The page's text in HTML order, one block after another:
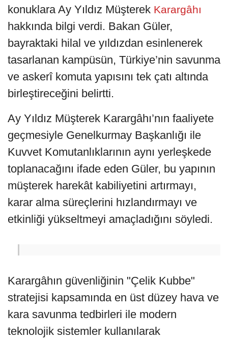
konuklara Ay Yıldız Müşterek Karargâhı
hakkında bilgi verdi. Bakan Güler,
bayraktaki hilal ve yıldızdan esinlenerek
tasarlanan kampüsün, Türkiye’nin savunma
ve askerî komuta yapısını tek çatı altında
birleştireceğini belirtti.
Ay Yıldız Müşterek Karargâhı’nın faaliyete
geçmesiyle Genelkurmay Başkanlığı ile
Kuvvet Komutanlıklarının aynı yerleşkede
toplanacağını ifade eden Güler, bu yapının
müşterek harekât kabiliyetini artırmayı,
karar alma süreçlerini hızlandırmayı ve
etkinliği yükseltmeyi amaçladığını söyledi.
Karargâhın güvenliğinin "Çelik Kubbe"
stratejisi kapsamında en üst düzey hava ve
kara savunma tedbirleri ile modern
teknolojik sistemler kullanılarak